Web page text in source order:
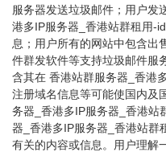
服务器发送垃圾邮件；用户发
港多IP服务器_香港站群租用-
息；用户所有的网站中包含出
件群发软件等支持垃圾邮件服
含其在 香港站群服务器_香港
注册域名信息等可能使国内及
务器_香港多IP服务器_香港站
器_香港多IP服务器_香港站群
有关的内容或信息。用户理解